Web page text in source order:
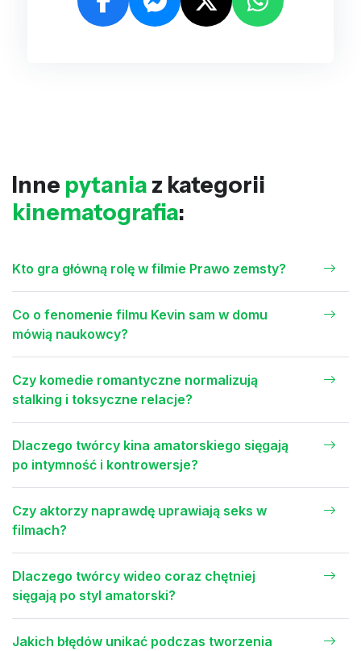
Inne pytania z kategorii
kinematografia:
Kto gra główną rolę w filmie Prawo zemsty?
Co o fenomenie filmu Kevin sam w domu
mówią naukowcy?
Czy komedie romantyczne normalizują
stalking i toksyczne relacje?
Dlaczego twórcy kina amatorskiego sięgają
po intymność i kontrowersje?
Czy aktorzy naprawdę uprawiają seks w
filmach?
Dlaczego twórcy wideo coraz chętniej
sięgają po styl amatorski?
Jakich błędów unikać podczas tworzenia